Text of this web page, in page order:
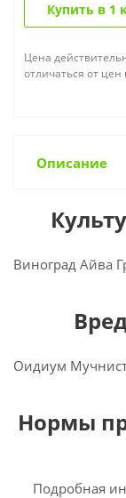
Купить в 1
Цена
отличаться от
Описание
Виноград Айва
Оидиум
Нормы
Подробная